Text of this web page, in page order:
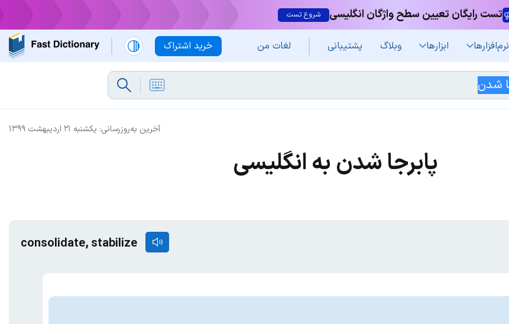
تست رایگان تعیین سطح واژگان انگلیسی شروع تست
خرید اشتراک نرم‌افزار‌ها ابزارها وبلاگ پشتیبانی لغات من
آخرین به‌روزرسانی: یکشنبه ۲۱ اردیبهشت ۱۳۹۹
پابرجا شدن به انگلیسی
consolidate, stabilize